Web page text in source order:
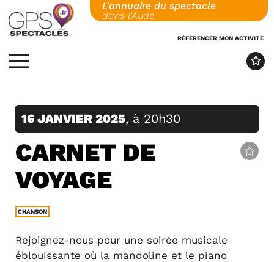
to
content
L'annuaire du spectacle
dans l'Aude
RÉFÉRENCER MON ACTIVITÉ
MENU
16 JANVIER 2025, à 20h30
CARNET DE
VOYAGE
CHANSON
Rejoignez-nous pour une soirée musicale
éblouissante où la mandoline et le piano